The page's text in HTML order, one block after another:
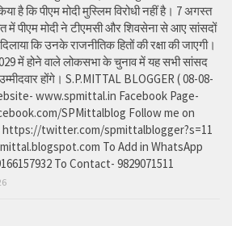
है कि पीएम मोदी मुस्लिम विरोधी नहीं है। 7 अगस्त
में पीएम मोदी ने टीएमसी और शिवसेना से आए सांसदों
कि उनके राजनीतिक हितों की रक्षा की जाएगी।
में होने वाले लोकसभा के चुनाव में यह सभी सांसद
होंगे। S.P.MITTAL BLOGGER ( 08-08-
www.spmittal.in Facebook Page-
SPMittalblog Follow me on
twitter.com/spmittalblogger?s=11
To Add in WhatsApp
To Contact- 9829071511